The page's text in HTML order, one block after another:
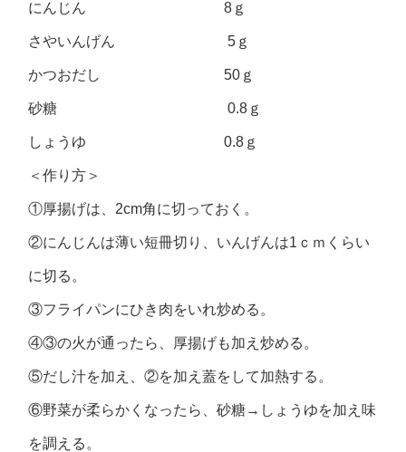
にんじん 8ｇ
さやいんげん 5ｇ
かつおだし 50ｇ
砂糖 0.8ｇ
しょうゆ 0.8ｇ
＜作り方＞
①厚揚げは、2cm角に切っておく。
②にんじんは薄い短冊切り、いんげんは1ｃｍくらい
に切る。
③フライパンにひき肉をいれ炒める。
④③の火が通ったら、厚揚げも加え炒める。
⑤だし汁を加え、②を加え蓋をして加熱する。
⑥野菜が柔らかくなったら、砂糖→しょうゆを加え味
を調える。